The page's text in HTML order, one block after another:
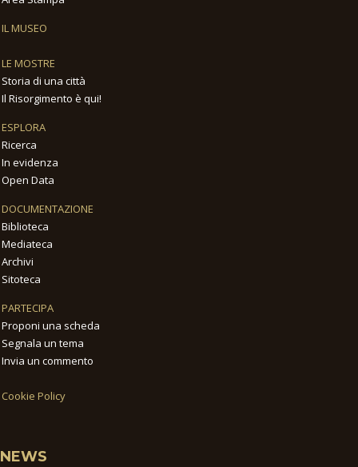
IL MUSEO
LE MOSTRE
Storia di una città
Il Risorgimento è qui!
ESPLORA
Ricerca
In evidenza
Open Data
DOCUMENTAZIONE
Biblioteca
Mediateca
Archivi
Sitoteca
PARTECIPA
Proponi una scheda
Segnala un tema
Invia un commento
Cookie Policy
NEWS